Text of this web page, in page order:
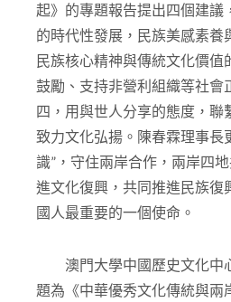
起》的專題報告提出四個建議
的時代性發展，民族美感素養
民族核心精神與傳統文化價值
鼓勵、支持非營利組織等社會
四，用與世人分享的態度，聯
致力文化弘揚。陳春霖理事長
識”，守住兩岸合作，兩岸四
進文化復興，共同推進民族復
國人最重要的一個使命。
澳門大學中國歷史文化中
題為《中華優秀文化傳統與兩